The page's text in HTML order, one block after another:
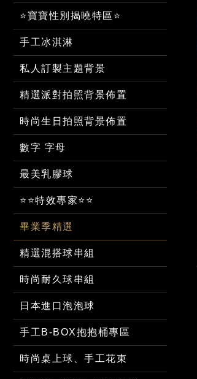
⭐寶寶性別揭曉特區⭐
手工冰淇淋
私人訂製主題背景
精選派對拍照背景佈置
時尚生日拍照背景佈置
數字 字母
最美乳膠球
⭐⭐特效專家⭐⭐
畢業季精選
精選混搭球串組
時尚耐久球串組
日本進口泡泡球
手工B-BOX抱抱桶專區
時尚桌上球、手工花束